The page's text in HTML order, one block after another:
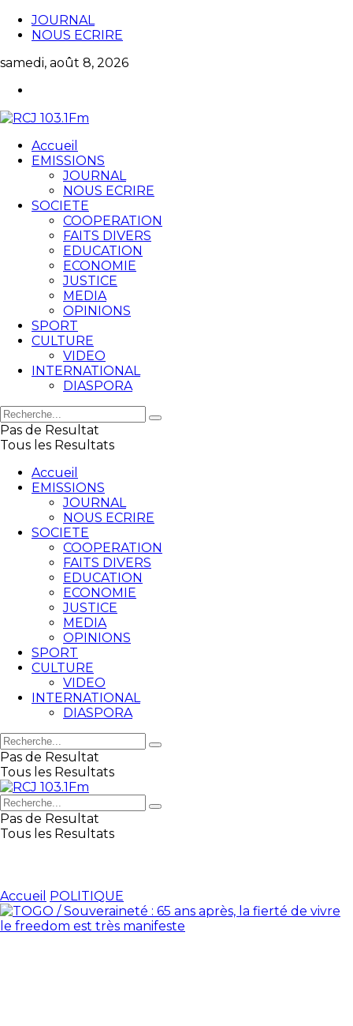
JOURNAL
NOUS ECRIRE
samedi, août 8, 2026
Accueil
EMISSIONS
JOURNAL
NOUS ECRIRE
SOCIETE
COOPERATION
FAITS DIVERS
EDUCATION
ECONOMIE
JUSTICE
MEDIA
OPINIONS
SPORT
CULTURE
VIDEO
INTERNATIONAL
DIASPORA
Pas de Resultat
Tous les Resultats
Accueil
EMISSIONS
JOURNAL
NOUS ECRIRE
SOCIETE
COOPERATION
FAITS DIVERS
EDUCATION
ECONOMIE
JUSTICE
MEDIA
OPINIONS
SPORT
CULTURE
VIDEO
INTERNATIONAL
DIASPORA
Pas de Resultat
Tous les Resultats
Pas de Resultat
Tous les Resultats
Accueil POLITIQUE